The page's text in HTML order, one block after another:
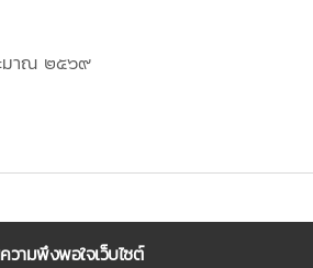
ะมาณ ๒๕๖๙
วามพึงพอใจเว็บไซต์